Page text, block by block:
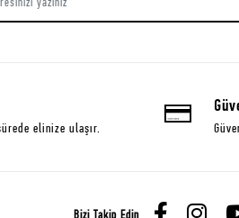
elinize ulaşır.